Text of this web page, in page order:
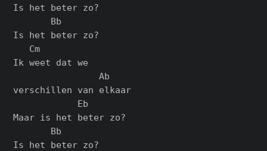
Is het beter zo?
       Bb
Is het beter zo?
   Cm
Ik weet dat we
                Ab
verschillen van elkaar
            Eb
Maar is het beter zo?
       Bb
Is het beter zo?